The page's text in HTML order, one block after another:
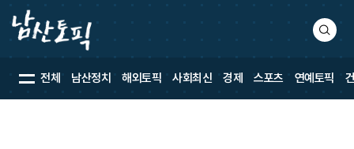
검
전체 남산정치 해외토픽 사회최신 경제 스포츠 연예토픽